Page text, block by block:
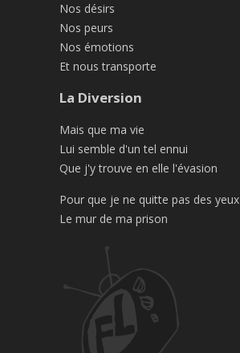
Nos désirs
Nos peurs
Nos émotions
Et nous transporte
La Diversion
Mais que ma vie
Lui semble d'un tel ennui
Que j'y trouve en elle l'évasion
Pour que je ne quitte pas des yeux
Le mur de ma prison